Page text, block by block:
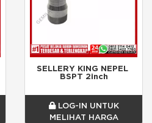
SELLERY KING NEPEL
BSPT 2inch
LOG-IN UNTUK
MELIHAT HARGA